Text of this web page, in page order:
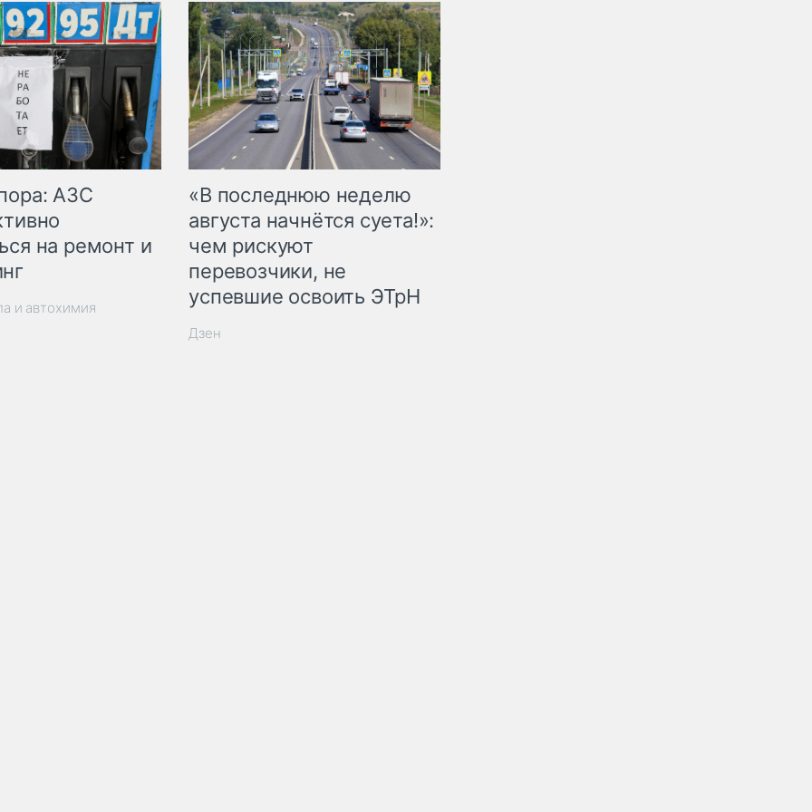
АЗС
на ремонт и
и автохимия
«В последнюю неделю
августа начнётся суета!»:
чем рискуют
перевозчики, не
успевшие освоить ЭТрН
Дзен